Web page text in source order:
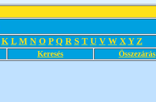
K L M N O P Q R S T U V W X Y Z
Keresés Összezárás